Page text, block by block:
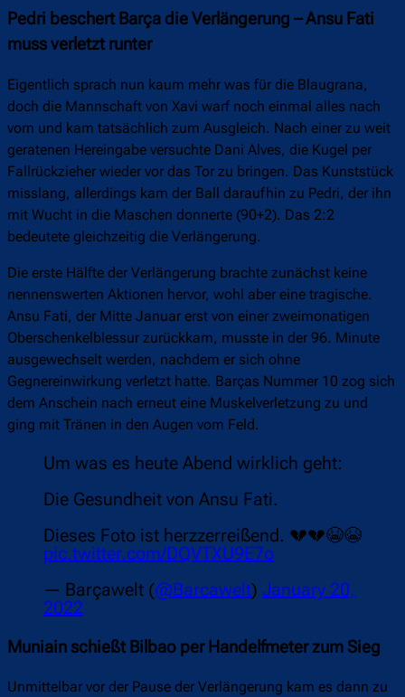
Pedri beschert Barça die Verlängerung – Ansu Fati
muss verletzt runter
Eigentlich sprach nun kaum mehr was für die Blaugrana,
doch die Mannschaft von Xavi warf noch einmal alles nach
vorn und kam tatsächlich zum Ausgleich. Nach einer zu weit
geratenen Hereingabe versuchte Dani Alves, die Kugel per
Fallrückzieher wieder vor das Tor zu bringen. Das Kunststück
misslang, allerdings kam der Ball daraufhin zu Pedri, der ihn
mit Wucht in die Maschen donnerte (90+2). Das 2:2
bedeutete gleichzeitig die Verlängerung.
Die erste Hälfte der Verlängerung brachte zunächst keine
nennenswerten Aktionen hervor, wohl aber eine tragische.
Ansu Fati, der Mitte Januar erst von einer zweimonatigen
Oberschenkelblessur zurückkam, musste in der 96. Minute
ausgewechselt werden, nachdem er sich ohne
Gegnereinwirkung verletzt hatte. Barças Nummer 10 zog sich
dem Anschein nach erneut eine Muskelverletzung zu und
ging mit Tränen in den Augen vom Feld.
Um was es heute Abend wirklich geht:
Die Gesundheit von Ansu Fati.
Dieses Foto ist herzzerreißend. 💔💔😭😭
pic.twitter.com/DQVTXU9E7o
— Barçawelt (@Barcawelt) January 20,
2022
Muniain schießt Bilbao per Handelfmeter zum Sieg
Unmittelbar vor der Pause der Verlängerung kam es dann zu